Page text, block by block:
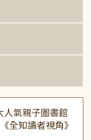
人氣親子圖書館
全知讀者視角》